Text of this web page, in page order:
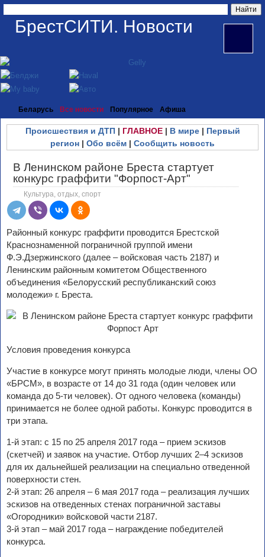
БрестСИТИ. Новости
Беларусь Все новости Популярное Афиша
Происшествия и ДТП| ГЛАВНОЕ| В мире| Первый
регион | Обо всём | Сообщить новость
В Ленинском районе Бреста стартует
конкурс граффити "Форпост-Арт"
Культура, отдых, спорт
Районный конкурс граффити проводится Брестской
Краснознаменной пограничной группой имени
Ф.Э.Дзержинского (далее – войсковая часть 2187) и
Ленинским районным комитетом Общественного
объединения «Белорусский республиканский союз
молодежи» г. Бреста.
Условия проведения конкурса
Участие в конкурсе могут принять молодые люди, члены ОО
«БРСМ», в возрасте от 14 до 31 года (один человек или
команда до 5-ти человек). От одного человека (команды)
принимается не более одной работы. Конкурс проводится в
три этапа.
1-й этап: с 15 по 25 апреля 2017 года – прием эскизов
(скетчей) и заявок на участие. Отбор лучших 2–4 эскизов
для их дальнейшей реализации на специально отведенной
поверхности стен.
2-й этап: 26 апреля – 6 мая 2017 года – реализация лучших
эскизов на отведенных стенах пограничной заставы
«Огородники» войсковой части 2187.
3-й этап – май 2017 года – награждение победителей
конкурса.